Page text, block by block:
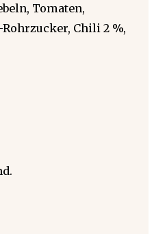
Tomaten,
Chili 2 %,